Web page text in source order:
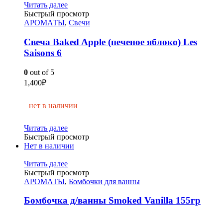
Читать далее
Быстрый просмотр
АРОМАТЫ, Свечи
Свеча Baked Apple (печеное яблоко) Les
Saisons 6
0 out of 5
1,400₽
нет в наличии
Читать далее
Быстрый просмотр
Нет в наличии
Читать далее
Быстрый просмотр
АРОМАТЫ, Бомбочки для ванны
Бомбочка д/ванны Smoked Vanilla 155гр